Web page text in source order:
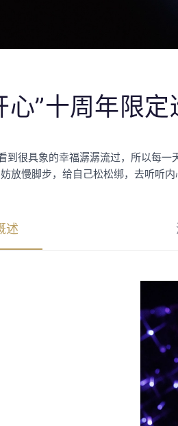
心”十周年限
到很具象的幸福潺潺流过，所以每
放慢脚步，给自己松松绑，去听听内
述